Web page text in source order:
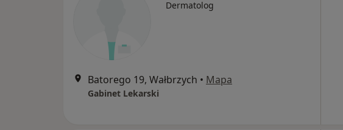
Dermatolog
Batorego 19, Wałbrzych • Mapa
Gabinet Lekarski